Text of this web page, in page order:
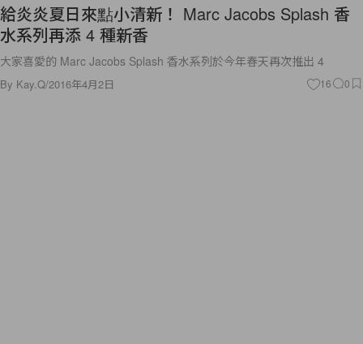
給炎炎夏日來點小清新！ Marc Jacobs Splash 香
水系列再添 4 種新香
大家喜愛的 Marc Jacobs Splash 香水系列於今年春天再次推出 4
By Kay.Q/2016年4月2日 16 0